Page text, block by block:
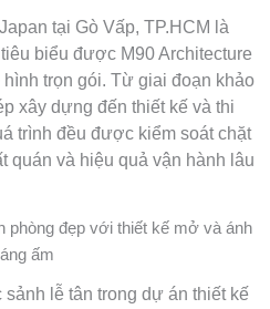
tại Gò Vấp, TP.HCM là
biểu được M90 Architecture
trọn gói. Từ giai đoạn khảo
xây dựng đến thiết kế và thi
trình đều được kiểm soát chặt
quán và hiệu quả vận hành lâu
lễ tân trong dự án thiết kế